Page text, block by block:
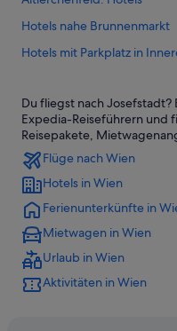
Hotels nahe Brunnenmarkt
Hotels mit Parkplatz in
Boutique- in Josefstadt
Günstige in Josefstadt
Historische in Josefstadt
Hotels mit Concierge in
Hotels mit Fitnessbereich in
Hotels mit Frühstück in
Hotels mit Kinderbetreuung
Hotels mit Klimaanlage in
Du fliegst nach
Expedia-Reiseführern und
Reisepakete,
Flüge nach Wien
Hotels in Wien
Ferienunterkünfte in
Mietwagen in Wien
Urlaub in Wien
Aktivitäten in Wien